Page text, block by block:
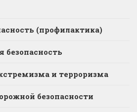
(профилактика)
и терроризма
безопасности